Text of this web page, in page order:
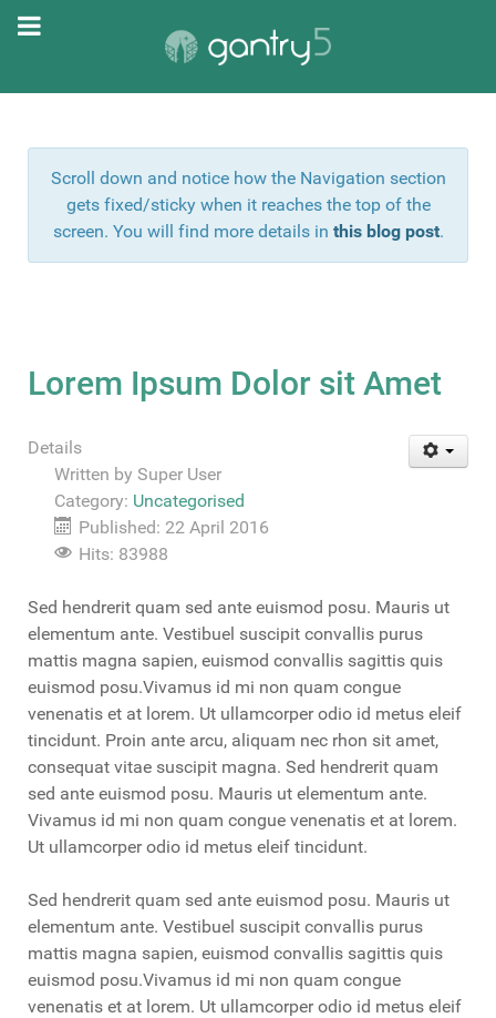
Scroll down and notice how the Navigation section
gets fixed/sticky when it reaches the top of the
screen. You will find more details in this blog post.
Lorem Ipsum Dolor sit Amet
Details
Written by Super User
Category: Uncategorised
Published: 22 April 2016
Hits: 83988
Sed hendrerit quam sed ante euismod posu. Mauris ut
elementum ante. Vestibuel suscipit convallis purus
mattis magna sapien, euismod convallis sagittis quis
euismod posu.Vivamus id mi non quam congue
venenatis et at lorem. Ut ullamcorper odio id metus eleif
tincidunt. Proin ante arcu, aliquam nec rhon sit amet,
consequat vitae suscipit magna. Sed hendrerit quam
sed ante euismod posu. Mauris ut elementum ante.
Vivamus id mi non quam congue venenatis et at lorem.
Ut ullamcorper odio id metus eleif tincidunt.
Sed hendrerit quam sed ante euismod posu. Mauris ut
elementum ante. Vestibuel suscipit convallis purus
mattis magna sapien, euismod convallis sagittis quis
euismod posu.Vivamus id mi non quam congue
venenatis et at lorem. Ut ullamcorper odio id metus eleif